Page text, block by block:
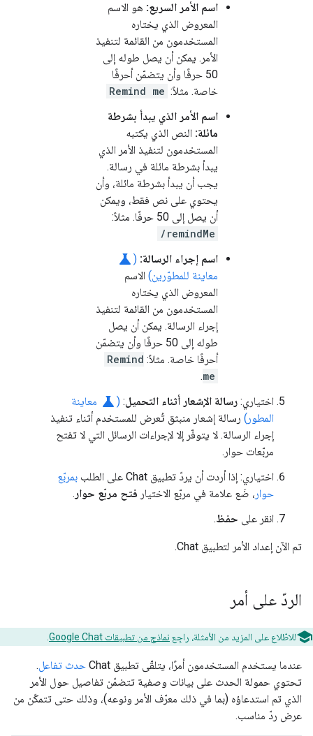
اسم الأمر السريع: هو الاسم
المعروض الذي يختاره
المستخدمون من القائمة لتنفيذ
الأمر. يمكن أن يصل طوله إلى
50 حرفًا وأن يتضمّن أحرفًا
خاصة. مثلاً: Remind me
اسم الأمر الذي يبدأ بشرطة
مائلة: النص الذي يكتبه
المستخدمون لتنفيذ الأمر الذي
يبدأ بشرطة مائلة في رسالة.
يجب أن يبدأ بشرطة مائلة، وأن
يحتوي على نص فقط، ويمكن
أن يصل إلى 50 حرفًا. مثلاً:
/remindMe
اسم إجراء الرسالة: (
science
معاينة للمطوّرين) الاسم
المعروض الذي يختاره
المستخدمون من القائمة لتنفيذ
إجراء الرسالة. يمكن أن يصل
طوله إلى 50 حرفًا وأن يتضمّن
أحرفًا خاصة. مثلاً: Remind
me
.
اختياري: رسالة الإشعار أثناء التحميل:
(
science معاينة
المطور) رسالة إشعار منبثق تُعرض للمستخدم أثناء تنفيذ
إجراء الرسالة. لا يتوفّر إلا لإجراءات الرسائل التي لا تفتح
مربّعات حوار.
اختياري: إذا أردت أن يردّ تطبيق Chat على الطلب
بمربّع
حوار ، ضَع علامة في مربّع الاختيار فتح مربّع حوار .
انقر على حفظ.
تم الآن إعداد الأمر لتطبيق Chat.
الردّ على أمر
للاطّلاع على المزيد من الأمثلة، راجِع نماذج من تطبيقات Google Chat
عندما يستخدم المستخدمون أمرًا، يتلقّى تطبيق Chat حدث تفاعل.
تحتوي حمولة الحدث على بيانات وصفية تتضمّن تفاصيل حول الأمر
الذي تم استدعاؤه (بما في ذلك معرّف الأمر ونوعه)، وذلك حتى تتمكّن من
عرض ردّ مناسب.